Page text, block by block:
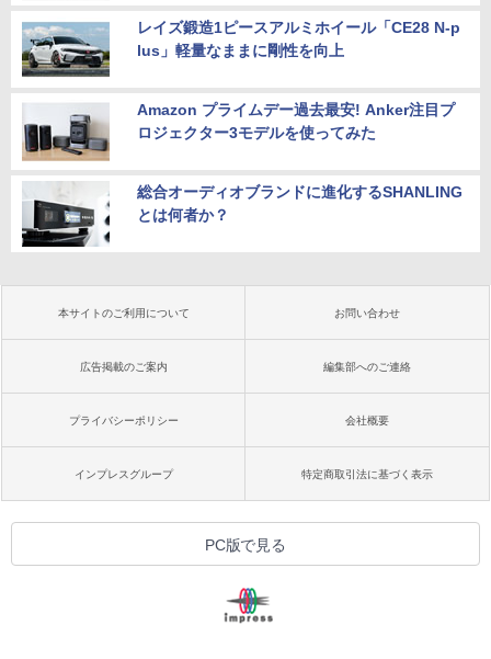
レイズ鍛造1ピースアルミホイール「CE28 N-p
lus」軽量なままに剛性を向上
Amazon プライムデー過去最安! Anker注目プ
ロジェクター3モデルを使ってみた
総合オーディオブランドに進化するSHANLING
とは何者か？
本サイトのご利用について お問い合わせ
広告掲載のご案内 編集部へのご連絡
プライバシーポリシー 会社概要
インプレスグループ 特定商取引法に基づく表示
PC版で見る